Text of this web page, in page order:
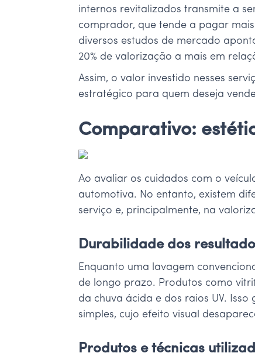
internos revitalizados transmite a
comprador, que tende a pagar
diversos estudos de mercado
20% de valorização a mais em
Assim, o valor investido nesses
estratégico para quem deseja
Comparativo:
Ao avaliar os cuidados com o
automotiva. No entanto, existem
serviço e, principalmente, na
Durabilidade dos
Enquanto uma lavagem
de longo prazo. Produtos como
da chuva ácida e dos raios UV.
simples, cujo efeito visual
Produtos e técnicas